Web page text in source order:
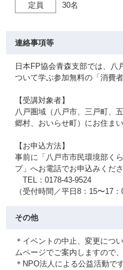
定員 30名
連絡事項等
日本FP協会青森支部では、八
ついて学ぶ参加無料の「消費
【受講対象者】
八戸圏域（八戸市、三戸町、
郷村、おいらせ町）にお住ま
【お申込方法】
事前に「八戸市市民環境部く
プ」へお電話でお申込みくださ
TEL：0178-43-9524
（受付時間／平日8：15〜17：
その他
＊イベントの中止、変更につ
ムページでご案内しますので
＊NPO法人による公益活動で